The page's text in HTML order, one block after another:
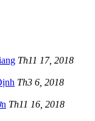
Th11 17, 2018
Th3 6, 2018
Th11 16, 2018